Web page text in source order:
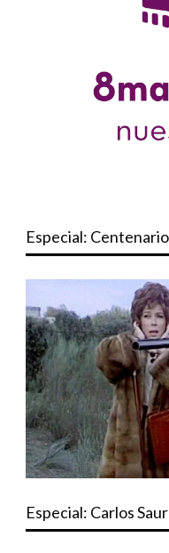
Especial:
Especial: Carlos